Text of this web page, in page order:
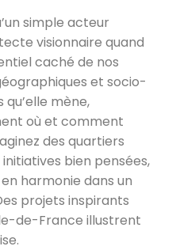
simple acteur
visionnaire quand
caché de nos
et socio-
mène,
où et comment
des quartiers
bien pensées,
harmonie dans un
projets inspirants
de-France illustrent